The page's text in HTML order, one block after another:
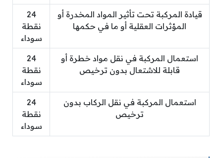
قيادة المركبة تحت تأثير المواد المخدرة أو
المؤثرات العقلية أو ما في حكمها
24
نقطة
سوداء
استعمال المركبة في نقل مواد خطرة أو
قابلة للاشتعال بدون ترخيص
24
نقطة
سوداء
استعمال المركبة في نقل الركاب بدون
ترخيص
24
نقطة
سوداء